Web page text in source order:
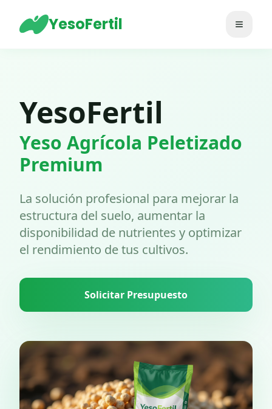
YesoFertil Abrir
YesoFertil
Yeso Agrícola Peletizado
Premium
La solución profesional para mejorar la
estructura del suelo, aumentar la
disponibilidad de nutrientes y optimizar
el rendimiento de tus cultivos.
Solicitar Presupuesto